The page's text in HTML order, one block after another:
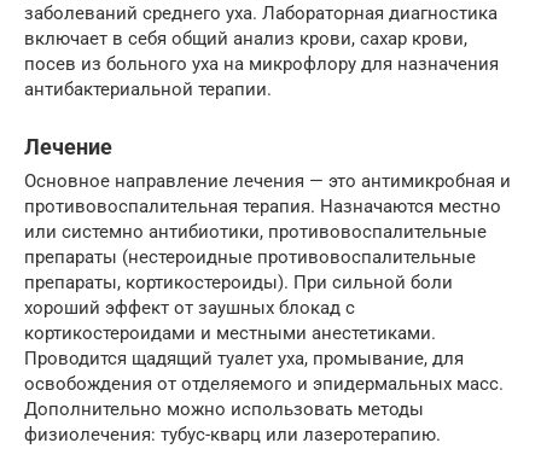
заболеваний среднего уха. Лабораторная диагностика
включает в себя общий анализ крови, сахар крови,
посев из больного уха на микрофлору для назначения
антибактериальной терапии.
Лечение
Основное направление лечения — это антимикробная и
противовоспалительная терапия. Назначаются местно
или системно антибиотики, противовоспалительные
препараты (нестероидные противовоспалительные
препараты, кортикостероиды). При сильной боли
хороший эффект от заушных блокад с
кортикостероидами и местными анестетиками.
Проводится щадящий туалет уха, промывание, для
освобождения от отделяемого и эпидермальных масс.
Дополнительно можно использовать методы
физиолечения: тубус-кварц или лазеротерапию.